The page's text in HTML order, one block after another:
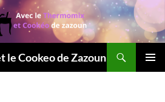
le Cookeo de Zazoun